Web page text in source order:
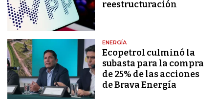
reestructuración
ENERGÍA
Ecopetrol culminó la
subasta para la compra
de 25% de las acciones
de Brava Energía